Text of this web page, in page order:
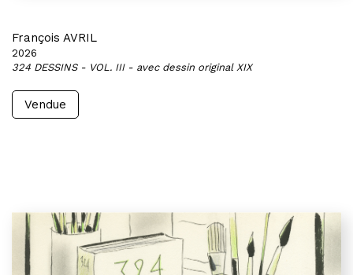
François AVRIL
2026
324 DESSINS - VOL. III - avec dessin original XIX
Vendue